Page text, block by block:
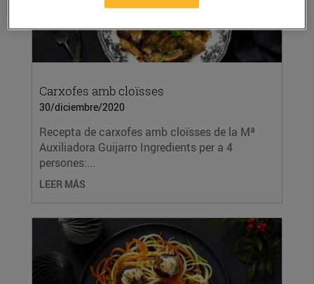
Carxofes amb cloïsses
30/diciembre/2020
Recepta de carxofes amb cloïsses de la Mª
Auxiliadora Guijarro Ingredients per a 4
persones:...
LEER MÁS